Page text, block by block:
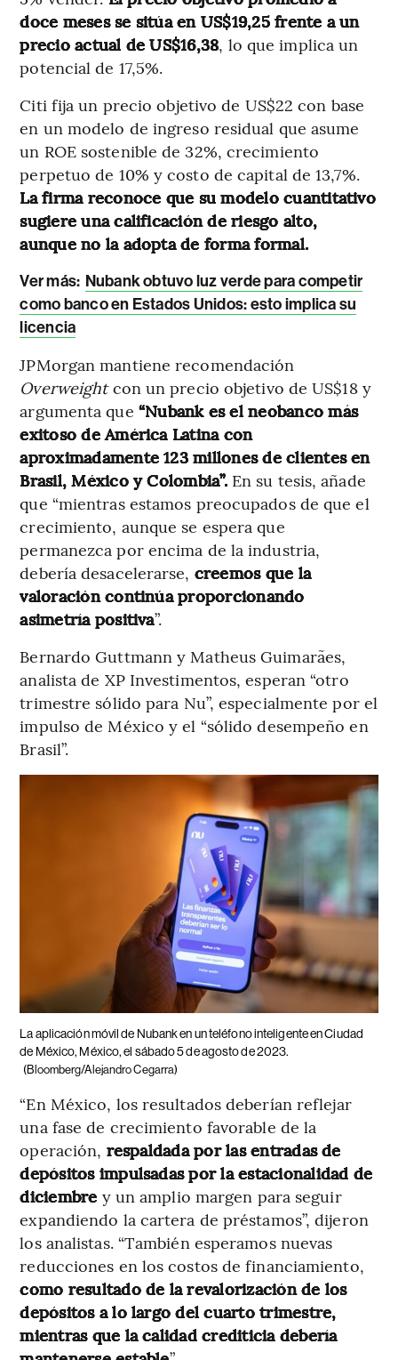
doce meses se sitúa en US$19,25 frente a un
precio actual de US$16,38, lo que implica un
potencial de 17,5%.
Citi fija un precio objetivo de US$22 con base
en un modelo de ingreso residual que asume
un ROE sostenible de 32%, crecimiento
perpetuo de 10% y costo de capital de 13,7%.
La firma reconoce que su modelo cuantitativo
sugiere una calificación de riesgo alto,
aunque no la adopta de forma formal.
Ver más: Nubank obtuvo luz verde para competir
como banco en Estados Unidos: esto implica su
licencia
JPMorgan mantiene recomendación
Overweightcon un precio objetivo de US$18 y
argumenta que “Nubank es el neobanco más
exitoso de América Latina con
aproximadamente 123 millones de clientes en
Brasil, México y Colombia”.En su tesis, añade
que “mientras estamos preocupados de que el
crecimiento, aunque se espera que
permanezca por encima de la industria,
debería desacelerarse, creemos que la
valoración continúa proporcionando
asimetría positiva”.
Bernardo Guttmann y Matheus Guimarães,
analista de XP Investimentos, esperan “otro
trimestre sólido para Nu”, especialmente por el
impulso de México y el “sólido desempeño en
Brasil”.
La aplicación móvil de Nubank en un teléfono inteligente en Ciudad
de México, México, el sábado 5 de agosto de 2023.
(Bloomberg/Alejandro Cegarra)
“En México, los resultados deberían reflejar
una fase de crecimiento favorable de la
operación, respaldada por las entradas de
depósitos impulsadas por la estacionalidad de
diciembre y un amplio margen para seguir
expandiendo la cartera de préstamos”, dijeron
los analistas. “También esperamos nuevas
reducciones en los costos de financiamiento,
como resultado de la revalorización de los
depósitos a lo largo del cuarto trimestre,
mientras que la calidad crediticia debería